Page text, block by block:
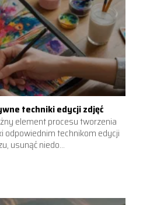
techniki edycji zdjęć
element procesu tworzenia
odpowiednim technikom edycji
usunąć niedo...